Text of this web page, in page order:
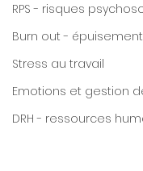
RPS - risques
Burn out -
Stress au travail
Emotions et gestion
DRH - ressources